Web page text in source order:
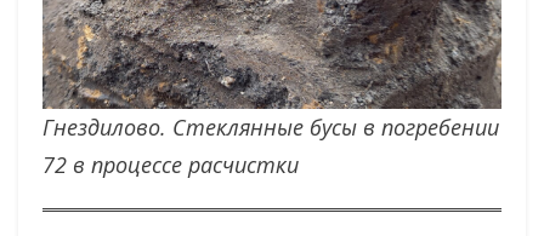
Гнездилово. Стеклянные бусы в погребении
72 в процессе расчистки